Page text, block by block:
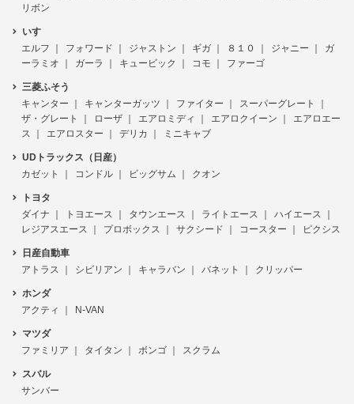
リボン
いすゞ
エルフ
フォワード ジャストン ギガ ８１０ ジャニー
ガ
ーラミオ
ガーラ キュービック コモ ファーゴ
三菱ふそう
キャンター
キャンターガッツ ファイター
スーパーグレート
ザ・グレート
ローザ エアロミディ エアロクイーン
エアロエー
ス
エアロスター デリカ ミニキャブ
UDトラックス（日産）
カゼット
コンドル ビッグサム クオン
トヨタ
ダイナ
トヨエース タウンエース ライトエース
ハイエース
レジアスエース
プロボックス サクシード コースター ピクシス
日産自動車
アトラス
シビリアン キャラバン バネット クリッパー
ホンダ
アクティ
N-VAN
マツダ
ファミリア
タイタン ボンゴ スクラム
スバル
サンバー